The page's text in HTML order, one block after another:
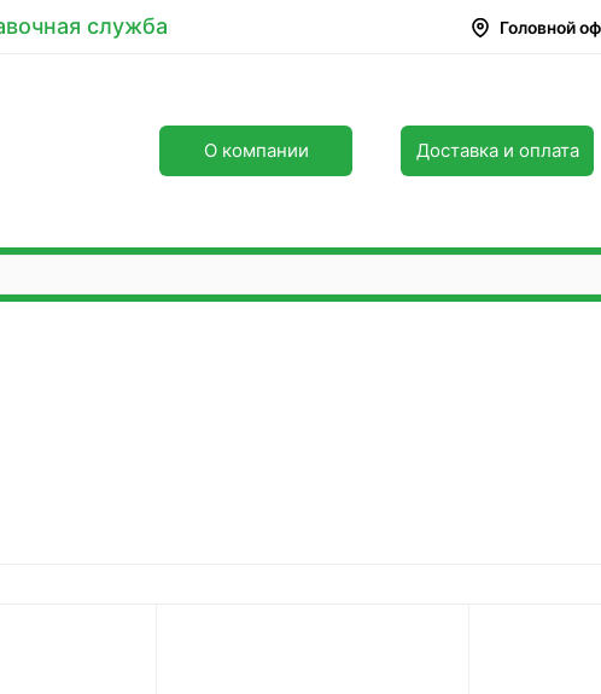
служба Головной
О компании Доставка и оплата